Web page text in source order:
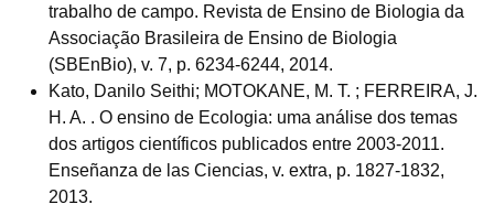
trabalho de campo. Revista de Ensino de Biologia da
Associação Brasileira de Ensino de Biologia
(SBEnBio), v. 7, p. 6234-6244, 2014.
Kato, Danilo Seithi; MOTOKANE, M. T. ; FERREIRA, J.
H. A. . O ensino de Ecologia: uma análise dos temas
dos artigos científicos publicados entre 2003-2011.
Enseñanza de las Ciencias, v. extra, p. 1827-1832,
2013.